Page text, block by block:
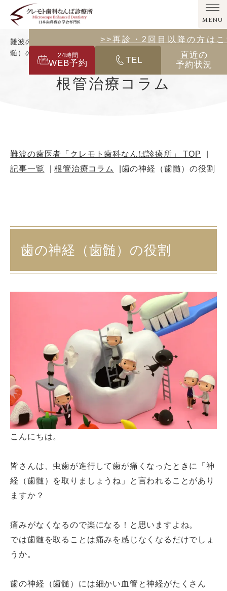
難波の歯医者「クレモト歯科なんば診療所」｜歯の神経（歯
髄）の役割
根管治療コラム
難波の歯医者「クレモト歯科なんば診療所」 TOP
記事一覧
根管治療コラム 歯の神経（歯髄）の役割
歯の神経（歯髄）の役割
こんにちは。
皆さんは、虫歯が進行して歯が痛くなったときに「神
経（歯髄）を取りましょうね」と言われることがあり
ますか？
痛みがなくなるので楽になる！と思いますよね。
では歯髄を取ることは痛みを感じなくなるだけでしょ
うか。
歯の神経（歯髄）には細かい血管と神経がたくさん
MENU
WEB予約
24時間 TEL
直近の
予約状況
>>その他の診療メニューは
>>再診・2回目以降の方は